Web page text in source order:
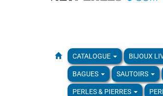
CATALOGUE BIJOUX
BAGUES SAUTOIRS
PERLES & PIERRES